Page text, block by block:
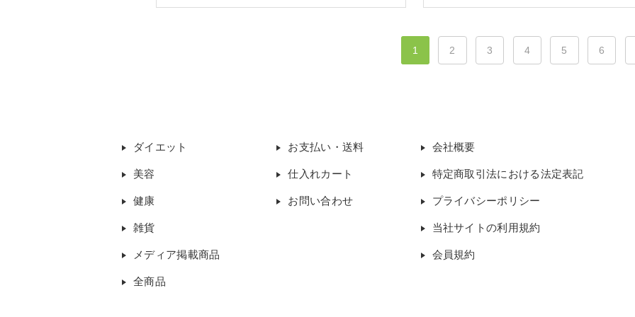
1 2 3 4 5 6
ダイエット
美容
健康
雑貨
メディア掲載商品
全商品
お支払い・送料
仕入れカート
お問い合わせ
会社概要
特定商取引法における法定表記
プライバシーポリシー
当社サイトの利用規約
会員規約